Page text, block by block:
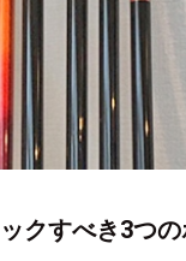
クすべき3つの